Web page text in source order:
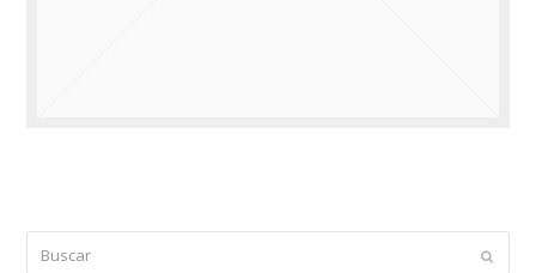
Enviar